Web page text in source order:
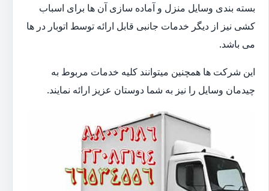
بسته بندی وسایل منزل و آماده سازی آن ها برای اسباب
کشی نیز از دیگر خدمات جانبی قابل ارائه توسط اتوبار در ها
می باشد.
این شرکت ها همچنین میتوانند کلیه خدمات مربوط به
چیدمان وسایل را نیز به شما دوستان عزیز ارائه نمایند.